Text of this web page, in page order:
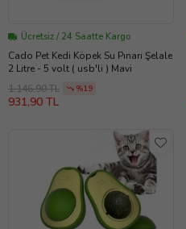
Ücretsiz / 24 Saatte Kargo
Cado Pet Kedi Köpek Su Pınarı Şelale
2 Litre - 5 volt ( usb'li ) Mavi
1.146,90 TL
%19
931,90 TL